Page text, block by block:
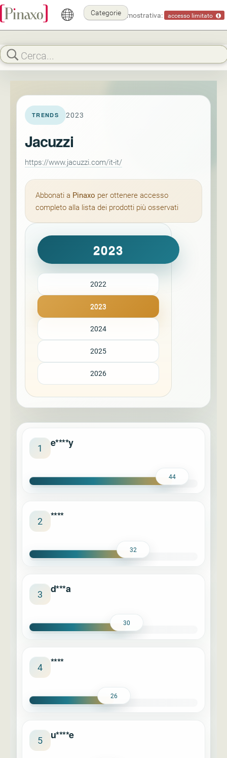
Modalità dimostrativa: accesso limitato
Categorie
TRENDS 2023
Jacuzzi
https://www.jacuzzi.com/it-it/
Abbonati a Pinaxo per ottenere accesso
completo alla lista dei prodotti più osservati
2023
2022
2023
2024
2025
2026
1 e****y
44
2 ****
32
3 d***a
30
4 ****
26
5 u****e